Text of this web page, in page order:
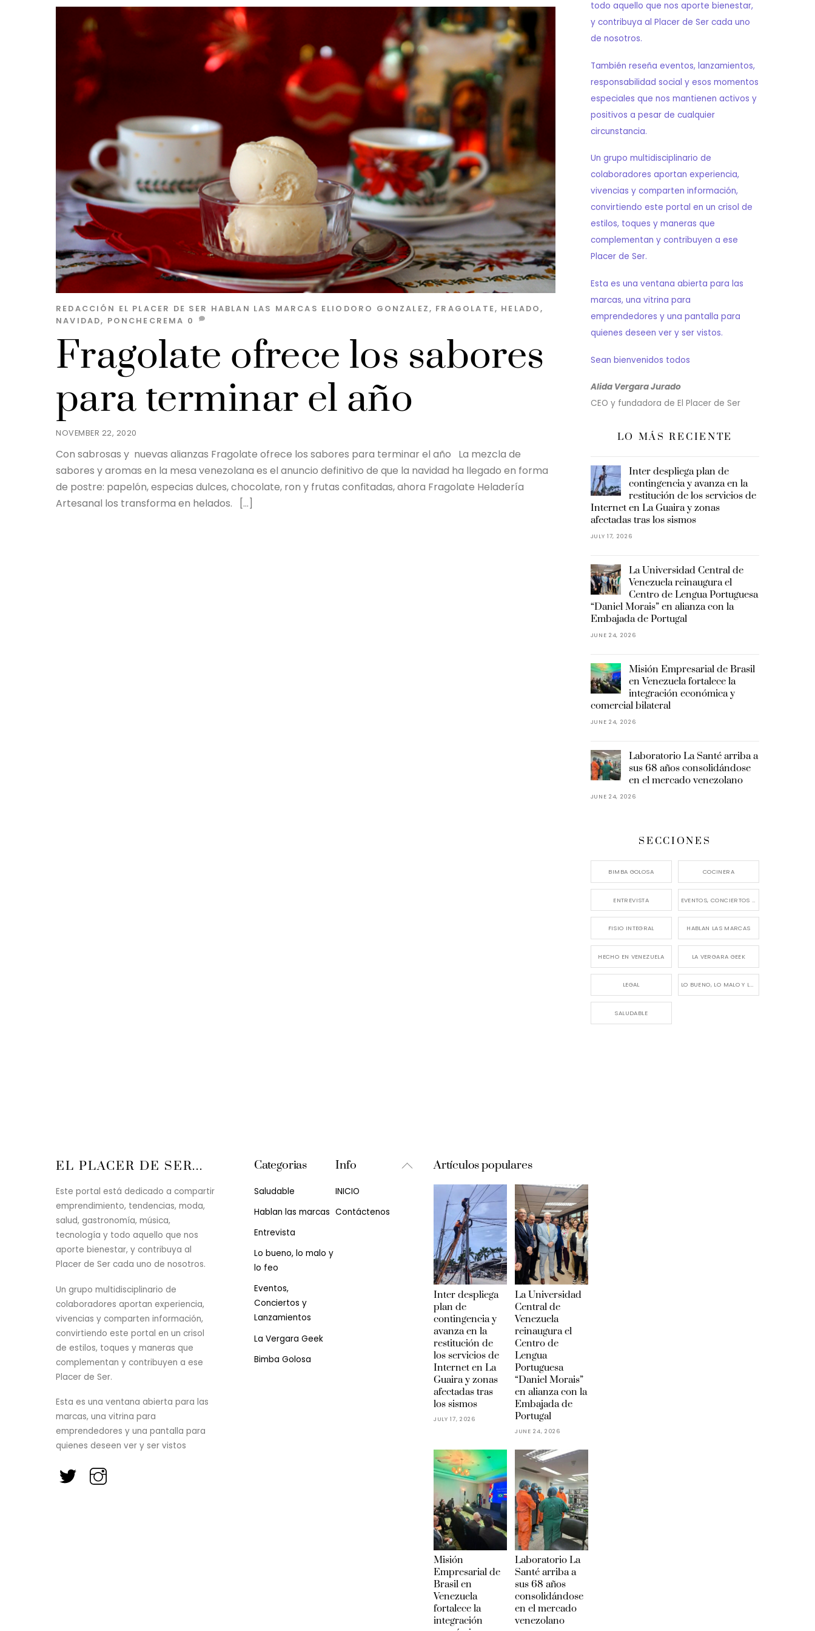
NOVEMBER 22, 2020
Fragolate ofrece los sabores
para terminar el año
REDACCIÓN EL PLACER DE SER HABLAN LAS MARCAS ELIODORO GONZALEZ, FRAGOLATE, HELADO,
NAVIDAD, PONCHECREMA 0
Con sabrosas y nuevas alianzas Fragolate ofrece los sabores para terminar el año La mezcla de
sabores y aromas en la mesa venezolana es el anuncio definitivo de que la navidad ha llegado en forma
de postre: papelón, especias dulces, chocolate, ron y frutas confitadas, ahora Fragolate Heladería
Artesanal los transforma en helados. […]
todo aquello que nos aporte bienestar,
y contribuya al Placer de Ser cada uno
de nosotros.
También reseña eventos, lanzamientos,
responsabilidad social y esos momentos
especiales que nos mantienen activos y
positivos a pesar de cualquier
circunstancia.
Un grupo multidisciplinario de
colaboradores aportan experiencia,
vivencias y comparten información,
convirtiendo este portal en un crisol de
estilos, toques y maneras que
complementan y contribuyen a ese
Placer de Ser.
Esta es una ventana abierta para las
marcas, una vitrina para
emprendedores y una pantalla para
quienes deseen ver y ser vistos.
Sean bienvenidos todos
Alida Vergara Jurado
CEO y fundadora de El Placer de Ser
LO MÁS RECIENTE
Inter despliega plan de
contingencia y avanza en la
restitución de los servicios de
Internet en La Guaira y zonas
afectadas tras los sismos
JULY 17, 2026
La Universidad Central de
Venezuela reinaugura el
Centro de Lengua Portuguesa
“Daniel Morais” en alianza con la
Embajada de Portugal
JUNE 24, 2026
Misión Empresarial de Brasil
en Venezuela fortalece la
integración económica y
comercial bilateral
JUNE 24, 2026
Laboratorio La Santé arriba a
sus 68 años consolidándose
en el mercado venezolano
JUNE 24, 2026
SECCIONES
BIMBA GOLOSA COCINERA
ENTREVISTA
FISIO INTEGRAL HABLAN LAS MARCAS
HECHO EN VENEZUELA LA VERGARA GEEK
LEGAL LO BUENO, LO MALO Y LO FEO
SALUDABLE
Back
EL PLACER DE SER...
Este portal está dedicado a compartir
emprendimiento, tendencias, moda,
salud, gastronomía, música,
tecnología y todo aquello que nos
aporte bienestar, y contribuya al
Placer de Ser cada uno de nosotros.
Un grupo multidisciplinario de
colaboradores aportan experiencia,
vivencias y comparten información,
convirtiendo este portal en un crisol
de estilos, toques y maneras que
complementan y contribuyen a ese
Placer de Ser.
Esta es una ventana abierta para las
marcas, una vitrina para
emprendedores y una pantalla para
quienes deseen ver y ser vistos
Categorias
Saludable
Hablan las marcas
Entrevista
Lo bueno, lo malo y
lo feo
Eventos,
Conciertos y
Lanzamientos
La Vergara Geek
Bimba Golosa
Info
INICIO
Contáctenos
Artículos populares
Inter despliega
plan de
contingencia y
avanza en la
restitución de
los servicios de
Internet en La
Guaira y zonas
afectadas tras
los sismos
JULY 17, 2026
La Universidad
Central de
Venezuela
reinaugura el
Centro de
Lengua
Portuguesa
“Daniel Morais”
en alianza con la
Embajada de
Portugal
JUNE 24, 2026
Misión
Empresarial de
Brasil en
Venezuela
fortalece la
integración
Laboratorio La
Santé arriba a
sus 68 años
consolidándose
en el mercado
venezolano